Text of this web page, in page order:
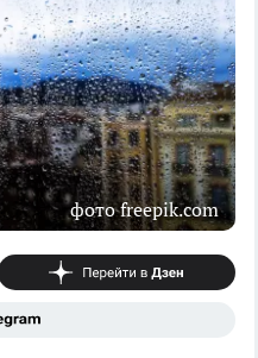
фото freepik.com